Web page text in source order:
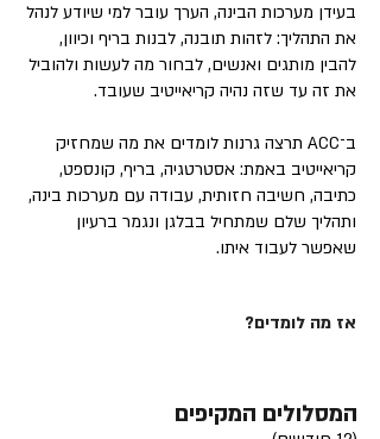
בעידן מערכות הבינה, הערך עובר למי שיודע לנהל
את התהליך: לזהות תובנה, לבנות בריף וכיוון,
להבין מותגים ואנשים, לבחור מה לעשות ולהוביל
את זה עד שזה נהיה קריאייטיב שעובד.
ב־ACC תרצה גרנות לומדים את מה שמחזיק
קריאייטיב באמת: אסטרטגיה, בריף, קונספט,
כתיבה, חשיבה חזותית, עבודה עם מערכות בינה,
ותהליך שלם שמתחיל בבלגן ונגמר ברעיון
שאפשר לעבוד איתו.
אז מה לומדים?
המסלולים המקיפים